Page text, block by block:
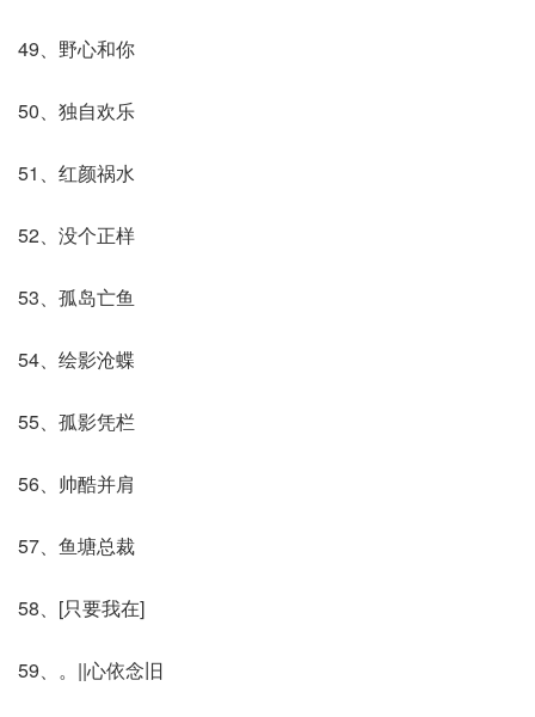
49、野心和你
50、独自欢乐
51、红颜祸水
52、没个正样
53、孤岛亡鱼
54、绘影沧蝶
55、孤影凭栏
56、帅酷并肩
57、鱼塘总裁
58、[只要我在]
59、。||心依念旧